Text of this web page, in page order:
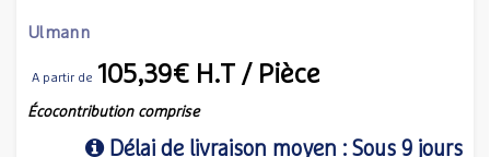
Ulmann
A partir de 105,39€ H.T / Pièce
Écocontribution comprise
Délai de livraison moyen : Sous 9 jours